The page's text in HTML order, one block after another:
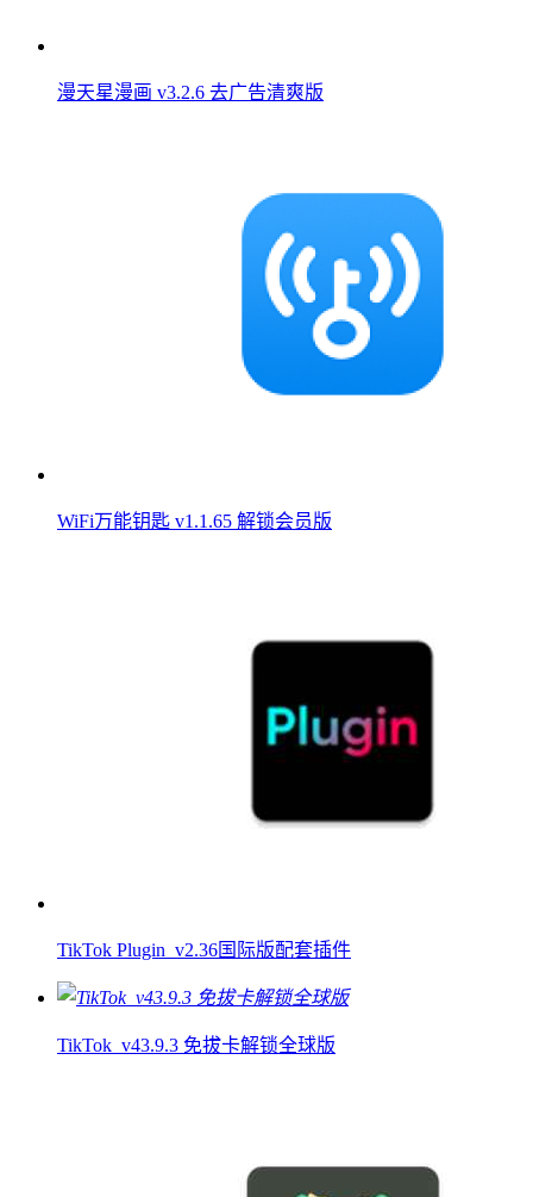
漫天星漫画 v3.2.6 去广告清爽版
WiFi万能钥匙 v1.1.65 解锁会员版
TikTok Plugin_v2.36国际版配套插件
TikTok_v43.9.3 免拔卡解锁全球版